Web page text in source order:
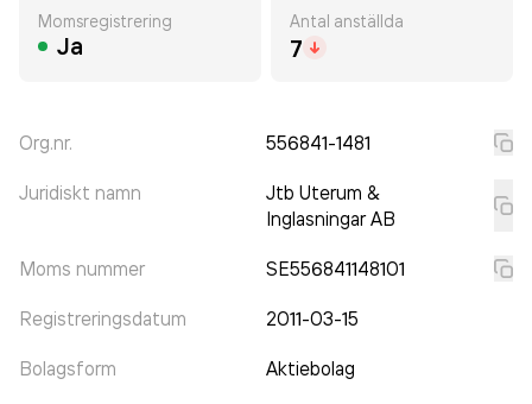
Momsregistrering
Ja
Antal anställda
7
Org.nr. 556841-1481
Juridiskt namn
Jtb Uterum &
Inglasningar AB
Moms nummer SE556841148101
Registreringsdatum 2011-03-15
Bolagsform Aktiebolag